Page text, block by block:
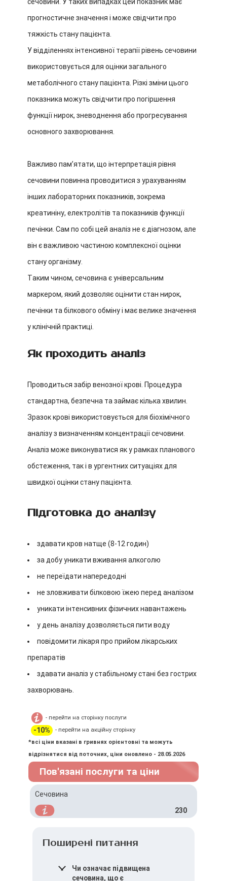
прогностичне значення і може свідчити про
тяжкість стану пацієнта.
У відділеннях інтенсивної терапії рівень сечовини
використовується для оцінки загального
метаболічного стану пацієнта. Різкі зміни цього
показника можуть свідчити про погіршення
функції нирок, зневоднення або прогресування
основного захворювання.
Важливо пам’ятати, що інтерпретація рівня
сечовини повинна проводитися з урахуванням
інших лабораторних показників, зокрема
креатиніну, електролітів та показників функції
печінки. Сам по собі цей аналіз не є діагнозом, але
він є важливою частиною комплексної оцінки
стану організму.
Таким чином, сечовина є універсальним
маркером, який дозволяє оцінити стан нирок,
печінки та білкового обміну і має велике значення
у клінічній практиці.
Як проходить аналіз
Проводиться забір венозної крові. Процедура
стандартна, безпечна та займає кілька хвилин.
Зразок крові використовується для біохімічного
аналізу з визначенням концентрації сечовини.
Аналіз може виконуватися як у рамках планового
обстеження, так і в ургентних ситуаціях для
швидкої оцінки стану пацієнта.
Підготовка до аналізу
здавати кров натще (8-12 годин)
за добу уникати вживання алкоголю
не переїдати напередодні
не зловживати білковою їжею перед аналізом
уникати інтенсивних фізичних навантажень
у день аналізу дозволяється пити воду
повідомити лікаря про прийом лікарських
препаратів
здавати аналіз у стабільному стані без гострих
захворювань.
- перейти на сторінку послуги
-10%
- перейти на акційну сторінку
*всі ціни вказані в гривнях орієнтовні та можуть
відрізнятися від поточних, ціни оновлено - 28.05.2026
Пов'язані послуги та ціни
Сечовина
230
Поширені питання
Чи означає підвищена
сечовина, що є